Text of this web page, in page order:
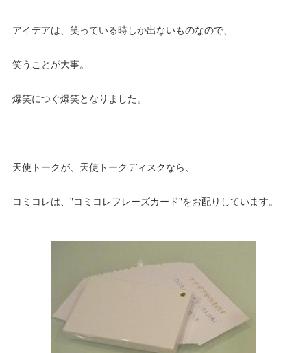
アイデアは、笑っている時しか出ないものなので、
笑うことが大事。
爆笑につぐ爆笑となりました。
天使トークが、天使トークディスクなら、
コミコレは、"コミコレフレーズカード"をお配りしています。